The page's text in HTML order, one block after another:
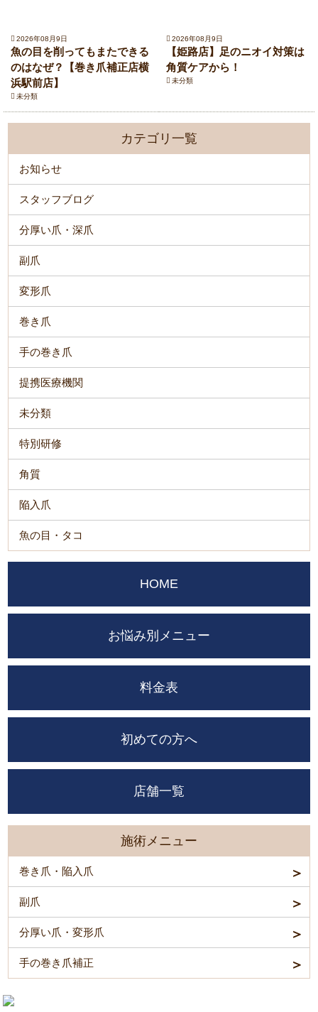
2026年08月9日
魚の目を削ってもまたできる
のはなぜ？【巻き爪補正店横
浜駅前店】
未分類
2026年08月9日
【姫路店】足のニオイ対策は
角質ケアから！
未分類
カテゴリ一覧
お知らせ
スタッフブログ
分厚い爪・深爪
副爪
変形爪
巻き爪
手の巻き爪
提携医療機関
未分類
特別研修
角質
陥入爪
魚の目・タコ
HOME
お悩み別メニュー
料金表
初めての方へ
店舗一覧
施術メニュー
巻き爪・陥入爪
副爪
分厚い爪・変形爪
手の巻き爪補正